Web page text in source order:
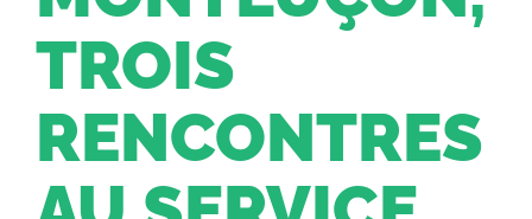
Facebook
Instagram
TROIS
RENCONTRES